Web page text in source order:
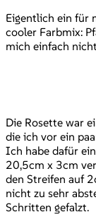
Eigentlich ein für
cooler Farbmix:
mich einfach
Die Rosette war
die ich vor ein
Ich habe dafür
20,5cm x 3cm
den Streifen auf
nicht zu sehr
Schritten gefalzt.